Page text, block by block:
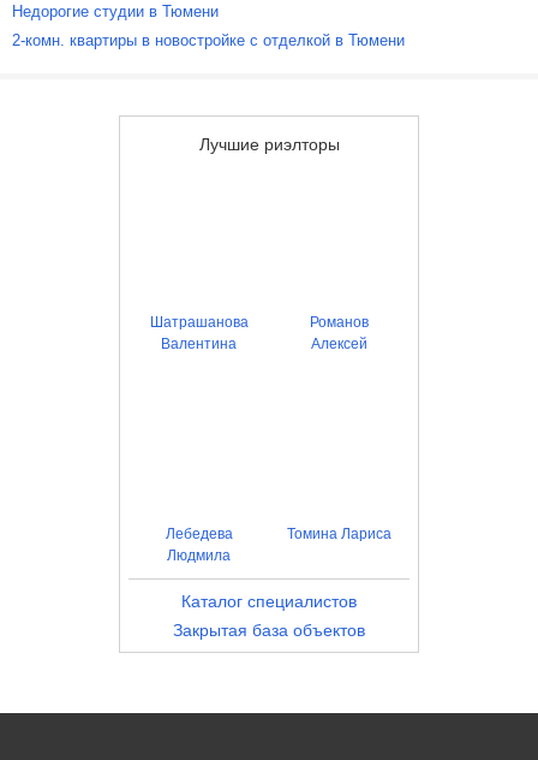
Недорогие студии в Тюмени
2-комн. квартиры в новостройке с отделкой в Тюмени
Лучшие риэлторы
Шатрашанова
Валентина
Романов
Алексей
Лебедева
Людмила
Томина Лариса
Каталог специалистов
Закрытая база объектов